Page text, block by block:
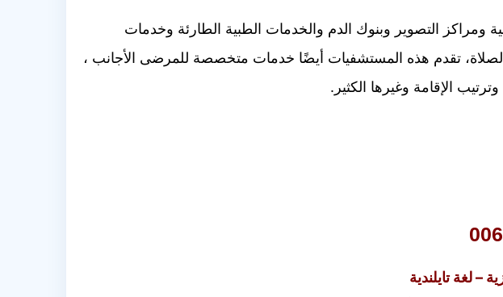
التصوير وبنوك الدم والخدمات الطبية الطارئة وخدمات
تقدم هذه المستشفيات أيضًا خدمات متخصصة للمرضى الأجانب ،
الإقامة وغيرها الكثير.
–لغة تايلندية